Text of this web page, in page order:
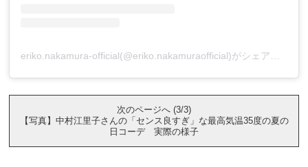
eriko.nakamura-official(@eriko.nakamuraofficial)がシェアした投稿
次のページへ (3/3)
【写真】中村江里子さんの「センス良すぎ」な最高気温35度の夏の
日コーデ 実際の様子